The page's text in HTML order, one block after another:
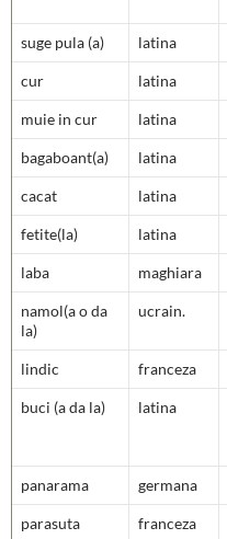
suge pula (a) latina
cur latina
muie in cur latina
bagaboant(a) latina
cacat latina
fetite(la) latina
laba maghiara
namol(a o da
la)
ucrain.
lindic franceza
buci (a da la) latina
panarama germana
parasuta franceza